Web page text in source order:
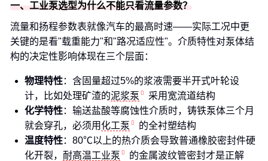
一、工业泵选型为什么不能只看流量参数？
流量和扬程参数表就像汽车的最高时速——实际工况中更
关键的是看"载重能力"和"路况适应性"。介质特性对泵体结
构的决定性影响体现在三个层面：
物理特性：含固量超过5%的浆液需要半开式叶轮设
计，比如处理矿渣的泥浆泵
采用宽流道结构
化学特性：输送盐酸等腐蚀性介质时，铸铁泵体三个月
就会穿孔，必须用化工泵
的全衬塑结构
温度特性：80℃以上的热介质会导致普通橡胶密封件硬
化开裂， 耐高温工业泵 的金属波纹管密封才是正解